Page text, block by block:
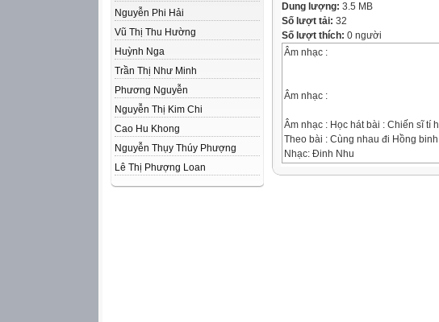
Nguyễn Phi Hải
Vũ Thị Thu Hường
Huỳnh Nga
Trần Thị Như Minh
Phương Nguyễn
Nguyễn Thị Kim Chi
Cao Hu Khong
Nguyễn Thụy Thúy Phượng
Lê Thị Phượng Loan
Dung lượng: 3.5 MB
Số lượt tải: 32
Số lượt thích: 0 người
Âm nhạc :
Âm nhạc :
Âm nhạc : Học hát bài : Chiến sĩ tí
Theo bài : Cùng nhau đi Hồng binh
Nhạc: Đinh Nhu